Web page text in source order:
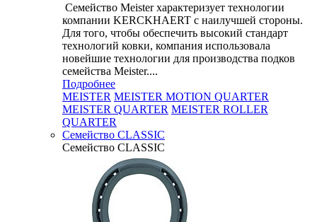
Семейство Meister характеризует технологии
компании KERCKHAERT с наилучшей стороны.
Для того, чтобы обеспечить высокий стандарт
технологий ковки, компания использовала
новейшие технологии для производства подков
семейства Meister....
Подробнее
MEISTER MEISTER MOTION QUARTER
MEISTER QUARTER MEISTER ROLLER
QUARTER
Семейство CLASSIC
Семейство CLASSIC